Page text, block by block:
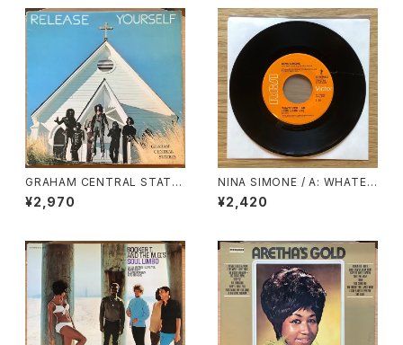
GRAHAM CENTRAL STATIO
N / RELEASE YOURSELF
¥2,970
NINA SIMONE / A: WHATEV
ER I AM (YOU MADE ME) /
B: WHY MUST YOUR LOVE
¥2,420